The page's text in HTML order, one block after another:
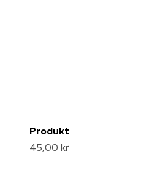
Produkt
45,00 kr